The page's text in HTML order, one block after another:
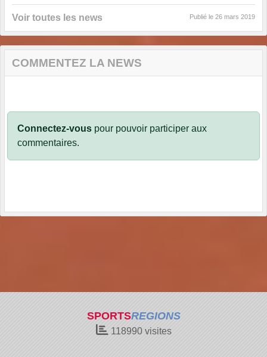
Voir toutes les news Publié le 26 mars 2019
COMMENTEZ LA NEWS
Connectez-vous pour pouvoir participer aux
commentaires.
SPORTSREGIONS
118990visites